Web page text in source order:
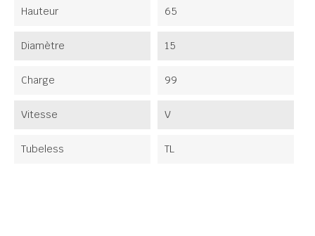
Hauteur 65
Diamètre 15
Charge 99
Vitesse V
Tubeless TL